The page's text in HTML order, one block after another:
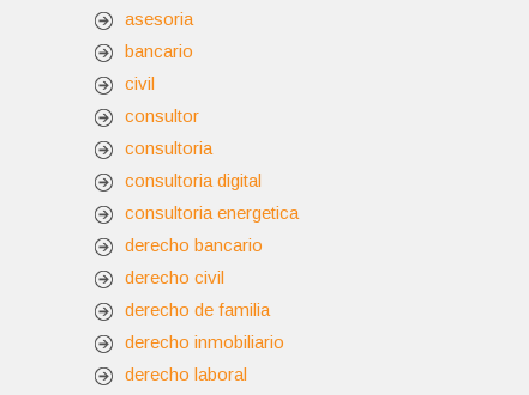
asesoria
bancario
civil
consultor
consultoria
consultoria digital
consultoria energetica
derecho bancario
derecho civil
derecho de familia
derecho inmobiliario
derecho laboral